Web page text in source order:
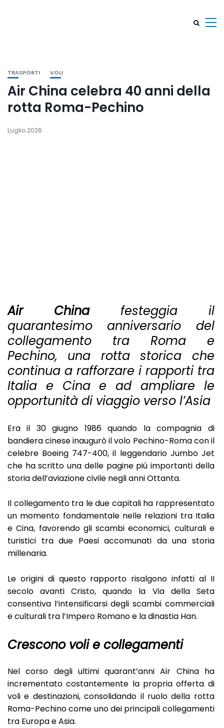
TRASPORTI VOLI
Air China celebra 40 anni della
rotta Roma-Pechino
Luglio 2026
Air Chinafesteggia il
quarantesimo anniversario del
collegamento tra Roma e
Pechino, una rotta storica che
continua a rafforzare i rapporti tra
Italia e Cina e ad ampliare le
opportunità di viaggio verso l’Asia
Era il 30 giugno 1986 quando la compagnia di
bandiera cinese inaugurò il volo Pechino-Roma con il
celebre Boeing 747-400, il leggendario Jumbo Jet
che ha scritto una delle pagine più importanti della
storia dell’aviazione civile negli anni Ottanta.
Il collegamento tra le due capitali ha rappresentato
un momento fondamentale nelle relazioni tra Italia
e Cina, favorendo gli scambi economici, culturali e
turistici tra due Paesi accomunati da una storia
millenaria.
Le origini di questo rapporto risalgono infatti al II
secolo avanti Cristo, quando la Via della Seta
consentiva l’intensificarsi degli scambi commerciali
e culturali tra l’Impero Romano e la dinastia Han.
Crescono voli e collegamenti
Nel corso degli ultimi quarant’anni Air China ha
incrementato costantemente la propria offerta di
voli e destinazioni, consolidando il ruolo della rotta
Roma-Pechino come uno dei principali collegamenti
tra Europa e Asia.